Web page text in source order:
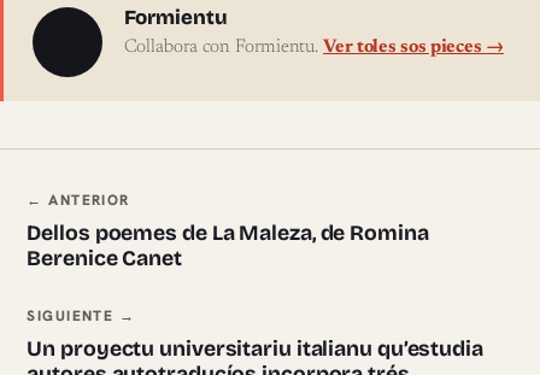
Sobre l'autor
Formientu
Collabora con Formientu. Ver toles sos pieces →
Navegación ente pieces
← ANTERIOR
Dellos poemes de La Maleza, de Romina
Berenice Canet
SIGUIENTE →
Un proyectu universitariu italianu qu’estudia